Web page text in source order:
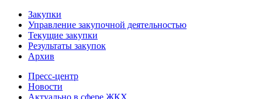
Закупки
Управление закупочной деятельностью
Текущие закупки
Результаты закупок
Архив
Пресс-центр
Новости
Актуально в сфере ЖКХ